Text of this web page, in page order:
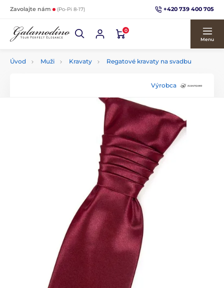
Zavolajte nám (Po-Pi 8-17) +420 739 400 705
0
Menu
Úvod Muži Kravaty Regatové kravaty na svadbu
Výrobca